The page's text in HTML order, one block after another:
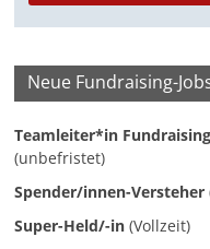
e
t
i
g
|
Neue Fundraising-
Teamleiter*in Fundraising
(unbefristet)
Spender/innen-Versteher
Super-Held/-in (Vollzeit)